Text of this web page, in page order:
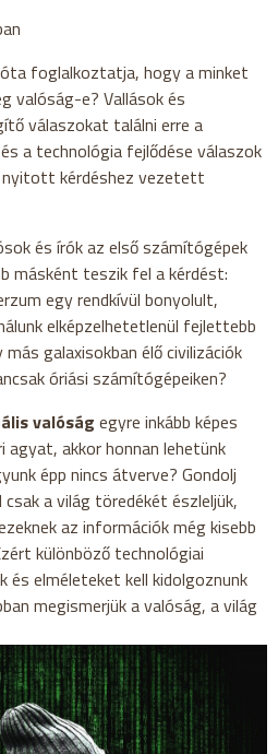
foglalkoztatja, hogy a minket
valóság-e? Vallások és
válaszokat találni erre a
a technológia fejlődése válaszok
nyitott kérdéshez vezetett
és írók az első számítógépek
másként teszik fel a kérdést:
egy rendkívül bonyolult,
elképzelhetetlenül fejlettebb
galaxisokban élő civilizációk
óriási számítógépeiken?
valóság egyre inkább képes
agyat, akkor honnan lehetünk
épp nincs átverve? Gondolj
csak a világ töredékét észleljük,
az információk még kisebb
különböző technológiai
és elméleteket kell kidolgoznunk
megismerjük a valóság, a világ